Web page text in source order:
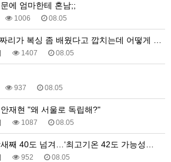
에 엄마한테 혼남;;
1006 08.05
리가 복싱 좀 배웠다고 깝치는데 어떻게 …
1407 08.05
937 08.05
재현 "왜 서울로 독립해?"
1087 08.05
째 40도 넘겨…‘최고기온 42도 가능성…
952 08.05